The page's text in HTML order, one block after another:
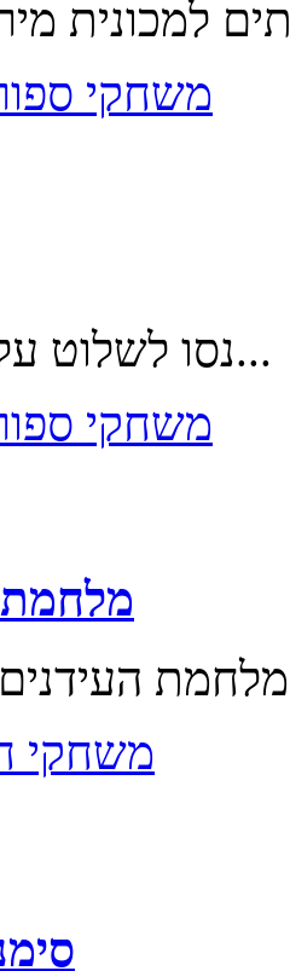
משחקי
נסו לשלוט על אופנוע ים...
משחקי
מלחמת
משחקי